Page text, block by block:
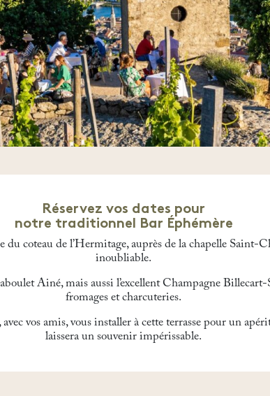
Réservez vos dates pour
notre traditionnel Bar Éphémère
du coteau de l’Hermitage, auprès de la chapelle
inoubliable.
Ainé, mais aussi l’excellent Champagne
fromages et charcuteries.
vos amis, vous installer à cette terrasse pour un
laissera un souvenir impérissable.